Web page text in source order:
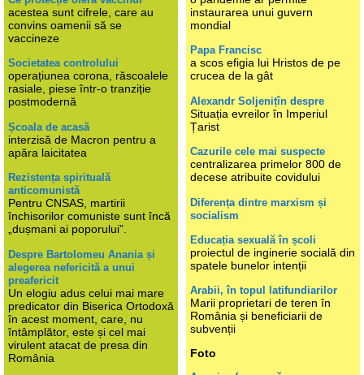
acestea sunt cifrele, care au
convins oamenii să se
vaccineze
Societatea controlului
operațiunea corona, răscoalele
rasiale, piese într-o tranziție
postmodernă
Școala de acasă
interzisă de Macron pentru a
apăra laicitatea
Rezistența spirituală
anticomunistă
Pentru CNSAS, martirii
închisorilor comuniste sunt încă
„dușmani ai poporului”.
Despre Bartolomeu Anania și
alegerea nefericită a unui
preafericit
Un elogiu adus celui mai mare
predicator din Biserica Ortodoxă
în acest moment, care, nu
întâmplător, este și cel mai
virulent atacat de presa din
România
instaurarea unui guvern
mondial
Papa Francisc
a scos efigia lui Hristos de pe
crucea de la gât
Alexandr Soljenițîn despre
Situația evreilor în Imperiul
Țarist
Cazurile cele mai suspecte
centralizarea primelor 800 de
decese atribuite covidului
Diferența dintre marxism și
socialism
Educația sexuală în școli
proiectul de inginerie socială din
spatele bunelor intenții
Arabii, în topul latifundiarilor
Marii proprietari de teren în
România și beneficiarii de
subvenții
Foto